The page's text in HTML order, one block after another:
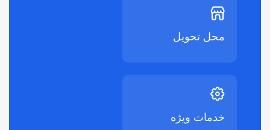
محل تحویل
خدمات ویژه